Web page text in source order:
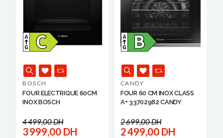
BOSCH
FOUR ELECTRIQUE 60CM
INOX BOSCH
4 499,00 DH
3 999,00 DH
CANDY
FOUR 60 CM INOX CLASS
A+ 33702982 CANDY
2 699,00 DH
2 499,00 DH